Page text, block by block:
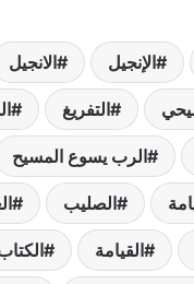
الإنجيل الانجيل
التفريغ
الرب يسوع المسيح
الصليب
القيامة